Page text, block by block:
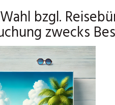
bzgl.
zwecks